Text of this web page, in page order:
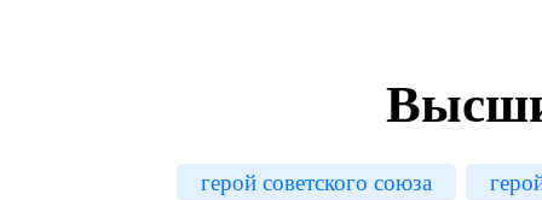
герой советского союза